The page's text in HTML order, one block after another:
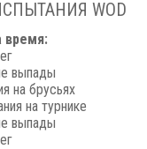
WOD
время:
выпады
на брусьях
на турнике
выпады